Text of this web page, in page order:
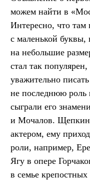
можем найти в
Интересно, что там
с маленькой буквы,
на небольшие
стал так
уважительно
не последнюю роль
сыграли его
и Мочалов.
актером, ему
роли, например,
Ягу в опере
в семье